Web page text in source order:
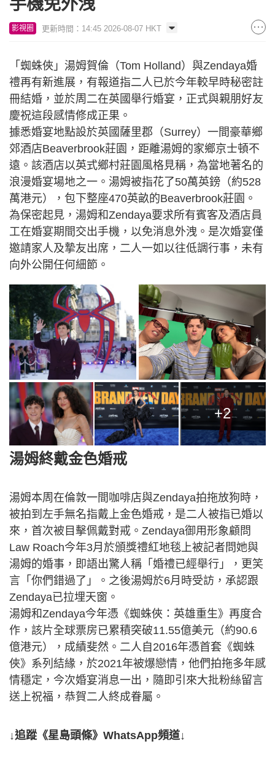
影視圈 更新時間：14:45 2026-08-07 HKT
「蜘蛛俠」湯姆賀倫（Tom Holland）與Zendaya婚
禮再有新進展，有報道指二人已於今年較早時秘密註
冊結婚，並於周二在英國舉行婚宴，正式與親朋好友
慶祝這段感情修成正果。
據悉婚宴地點設於英國薩里郡（Surrey）一間豪華鄉
郊酒店Beaverbrook莊園，距離湯姆的家鄉京士頓不
遠。該酒店以英式鄉村莊園風格見稱，為當地著名的
浪漫婚宴場地之一。湯姆被指花了50萬英鎊（約528
萬港元），包下整座470英畝的Beaverbrook莊園。
為保密起見，湯姆和Zendaya要求所有賓客及酒店員
工在婚宴期間交出手機，以免消息外洩。是次婚宴僅
邀請家人及摯友出席，二人一如以往低調行事，未有
向外公開任何細節。
+2
湯姆終戴金色婚戒
湯姆本周在倫敦一間咖啡店與Zendaya拍拖放狗時，
被拍到左手無名指戴上金色婚戒，是二人被指已婚以
來，首次被目擊佩戴對戒。Zendaya御用形象顧問
Law Roach今年3月於頒獎禮紅地毯上被記者問她與
湯姆的婚事，即語出驚人稱「婚禮已經舉行」，更笑
言「你們錯過了」。之後湯姆於6月時受訪，承認跟
Zendaya已拉埋天窗。
湯姆和Zendaya今年憑《蜘蛛俠：英雄重生》再度合
作，該片全球票房已累積突破11.55億美元（約90.6
億港元），成績斐然。二人自2016年憑首套《蜘蛛
俠》系列結緣，於2021年被爆戀情，他們拍拖多年感
情穩定，今次婚宴消息一出，隨即引來大批粉絲留言
送上祝福，恭賀二人終成眷屬。
↓追蹤《星島頭條》WhatsApp頻道↓